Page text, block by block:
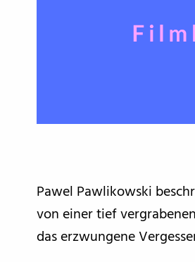
Pawel Pawlikowski
von einer tief
das erzwungene